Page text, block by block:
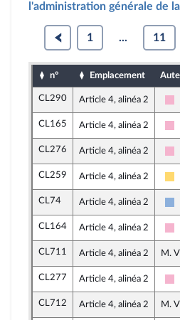
l'administration générale de
1 ... 11
n° Emplacement
CL290 Article 4, alinéa 2
CL165 Article 4, alinéa 2
CL276 Article 4, alinéa 2
CL259 Article 4, alinéa 2
CL74 Article 4, alinéa 2
CL164 Article 4, alinéa 2
CL711 Article 4, alinéa 2 M.
CL277 Article 4, alinéa 2
CL712 Article 4, alinéa 2 M.